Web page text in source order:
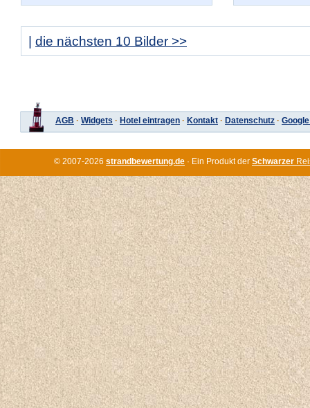
die nächsten 10 Bilder >>
AGB · Widgets · Hotel eintragen · Kontakt · Datenschutz ·
© 2007-2026 strandbewertung.de · Ein Produkt der Schwarzer